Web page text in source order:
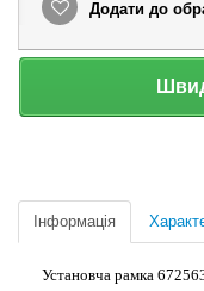
Додати до
Інформація
Установча рамка